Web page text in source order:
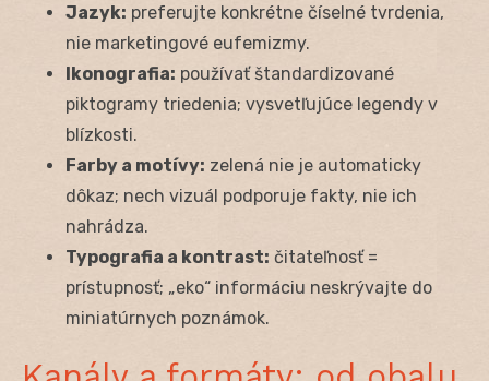
Jazyk: preferujte konkrétne číselné tvrdenia,
nie marketingové eufemizmy.
Ikonografia: používať štandardizované
piktogramy triedenia; vysvetľujúce legendy v
blízkosti.
Farby a motívy: zelená nie je automaticky
dôkaz; nech vizuál podporuje fakty, nie ich
nahrádza.
Typografia a kontrast: čitateľnosť =
prístupnosť; „eko“ informáciu neskrývajte do
miniatúrnych poznámok.